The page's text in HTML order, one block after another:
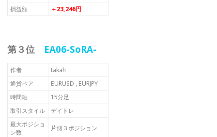
損益額 ＋23,246円
第３位 EA06-SoRA-
作者
takah
通貨ペア
EURUSD , EURJPY
時間軸
15分足
取引スタイル
デイトレ
最大ポジショ
ン数
片側３ポジション